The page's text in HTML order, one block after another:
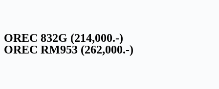
OREC 832G (214,000.-)
OREC RM953 (262,000.-)